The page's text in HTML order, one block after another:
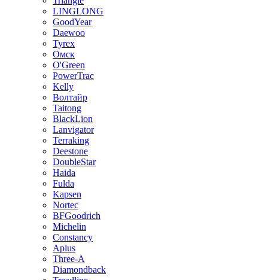
LINGLONG
GoodYear
Daewoo
Tyrex
Омск
O'Green
PowerTrac
Kelly
Волтайр
Taitong
BlackLion
Lanvigator
Terraking
Deestone
DoubleStar
Haida
Fulda
Kapsen
Nortec
BFGoodrich
Michelin
Constancy
Aplus
Three-A
Diamondback